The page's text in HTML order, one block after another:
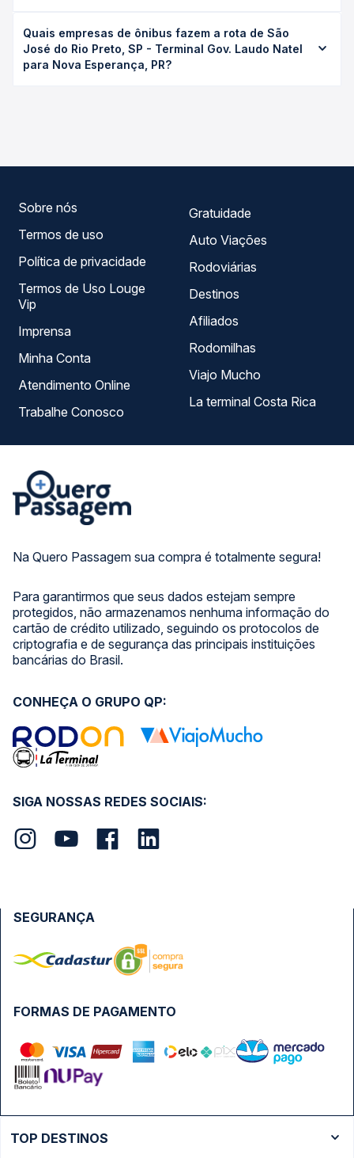
opção na data desejada.
Preto, SP - Terminal Gov. Laudo Natel para Nova
Esperança, PR custa em média R$ 250,26 e varia
conforme a data da viagem, a empresa, o tipo de poltrona
Quais empresas de ônibus fazem a rota de São
José do Rio Preto, SP - Terminal Gov. Laudo Natel
para Nova Esperança, PR?
Na Quero Passagem sua compra é totalmente segura!
Para garantirmos que seus dados estejam sempre
protegidos, não armazenamos nenhuma informação do
cartão de crédito utilizado, seguindo os protocolos de
criptografia e de segurança das principais instituições
bancárias do Brasil.
Sobre nós
Termos de uso
Política de privacidade
Termos de Uso Louge
Vip
Imprensa
Minha Conta
Atendimento Online
Trabalhe Conosco
Gratuidade
Auto Viações
Rodoviárias
Destinos
Afiliados
Rodomilhas
Viajo Mucho
La terminal Costa Rica
SIGA NOSSAS REDES SOCIAIS:
CONHEÇA O GRUPO QP:
FORMAS DE PAGAMENTO
SEGURANÇA
TOP DESTINOS